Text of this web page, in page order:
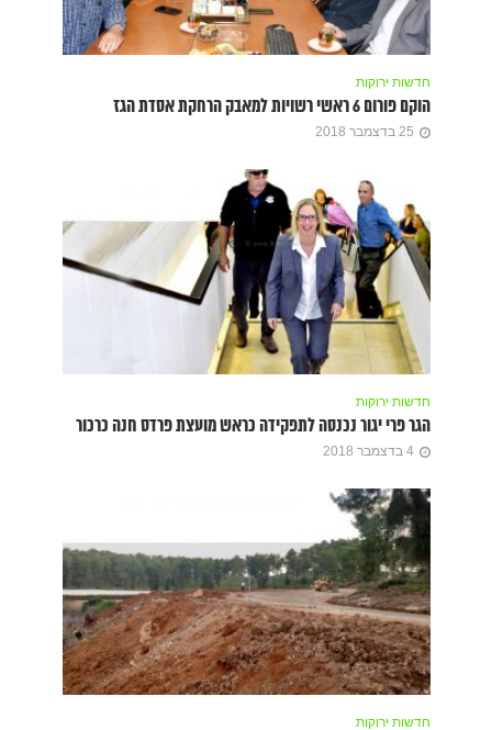
חדשות ירוקות
הוקם פורום 6 ראשי רשויות למאבק הרחקת אסדת הגז
25 בדצמבר 2018
חדשות ירוקות
הגר פרי יגור נכנסה לתפקידה כראש מועצת פרדס חנה כרכור
4 בדצמבר 2018
חדשות ירוקות